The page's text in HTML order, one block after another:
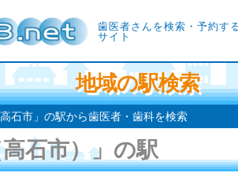
歯医者さんを検索・予約す
サイト
地域の駅検索
石市」の駅から歯医者・歯科を検索
（高石市）」の駅